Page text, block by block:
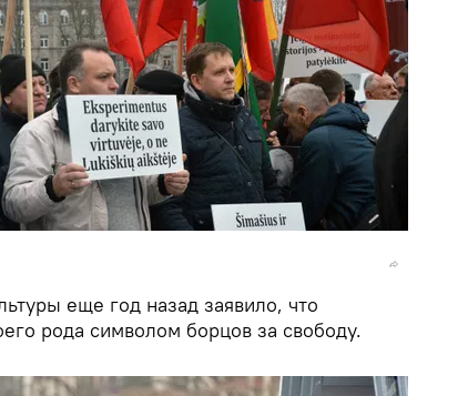
еще год назад заявило, что
рода символом борцов за свободу.